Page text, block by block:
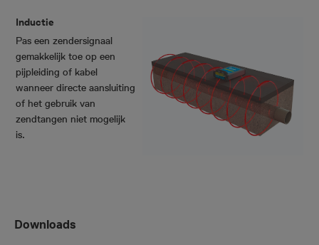
Inductie
Pas een zendersignaal
gemakkelijk toe op een
pijpleiding of kabel
wanneer directe aansluiting
of het gebruik van
zendtangen niet mogelijk
is.
Downloads